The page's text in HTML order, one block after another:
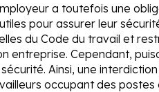
a toutefois une
pour assurer leur
du Code du travail et
entreprise. Cependant,
Ainsi, une
occupant des postes